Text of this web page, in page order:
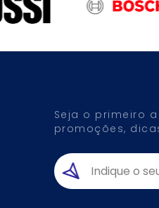
Seja o primeiro
promoções,